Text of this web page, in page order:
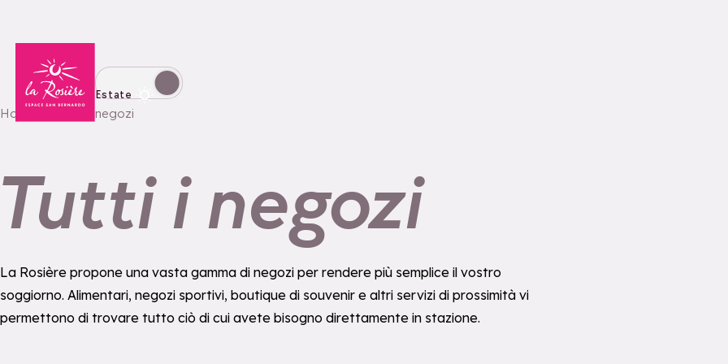
Passa alla modalità invernale
Estate
Home Tutti i negozi
i negozi
La Rosière propone una vasta gamma di negozi per rendere più semplice il vostro
soggiorno. Alimentari, negozi sportivi, boutique di souvenir e altri servizi di prossimità vi
permettono di trovare tutto ciò di cui avete bisogno direttamente in stazione.